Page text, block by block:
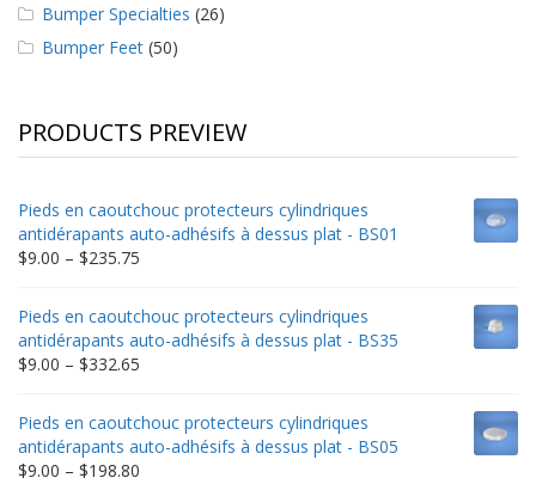
Bumper Specialties (26)
Bumper Feet (50)
PRODUCTS PREVIEW
Pieds en caoutchouc protecteurs cylindriques
antidérapants auto-adhésifs à dessus plat - BS01
$9.00 – $235.75
$9.00
through
$235.75
Pieds en caoutchouc protecteurs cylindriques
antidérapants auto-adhésifs à dessus plat - BS35
$9.00 – $332.65
$9.00
through
$332.65
Pieds en caoutchouc protecteurs cylindriques
antidérapants auto-adhésifs à dessus plat - BS05
$9.00 – $198.80